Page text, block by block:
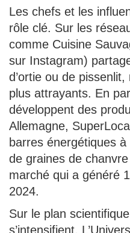
Les chefs et les
rôle clé. Sur les
comme Cuisine
sur Instagram)
d’ortie ou de
plus attrayants. En
développent des
Allemagne,
barres énergétiques
de graines de
marché qui a généré
2024.
Sur le plan
s’intensifient.